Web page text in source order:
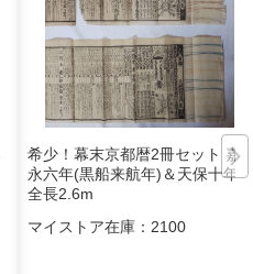
希少！幕末京都暦2冊セット 嘉
永六年(黒船来航年)＆天保十年
全長2.6m
マイストア在庫： 2100